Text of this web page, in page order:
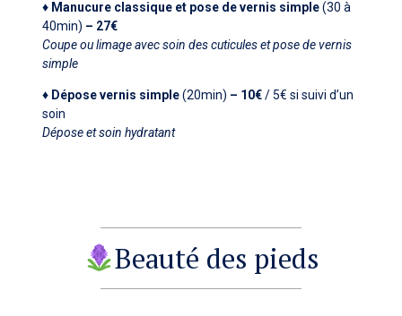
♦ Manucure classique et pose de vernis simple(30 à
40min) – 27€
Coupe ou limage avec soin des cuticules et pose de vernis
simple
♦ Dépose vernis simple(20min) – 10€/ 5€ si suivi d’un
soin
Dépose et soin hydratant
Beauté des pieds